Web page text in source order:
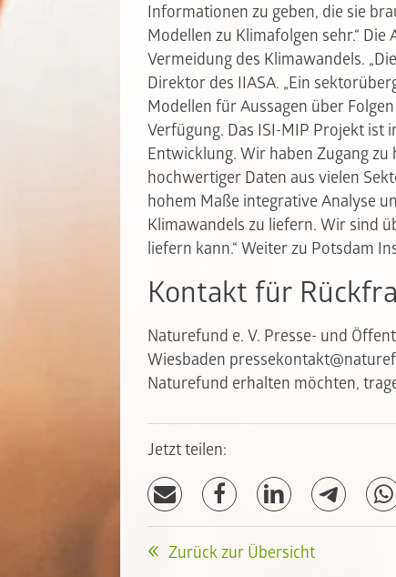
Informationen zu geben, die sie
Modellen zu Klimafolgen sehr.“
Vermeidung des Klimawandels.
Direktor des IIASA. „Ein
Modellen für Aussagen über
Verfügung. Das ISI-MIP Projekt ist
Entwicklung. Wir haben Zugang
hochwertiger Daten aus vielen
hohem Maße integrative Analyse
Klimawandels zu liefern. Wir sind
liefern kann.“ Weiter zu Potsdam
Kontakt für
Naturefund e. V. Presse- und
Wiesbaden
Naturefund erhalten möchten,
Jetzt teilen:
Zurück zur Übersicht